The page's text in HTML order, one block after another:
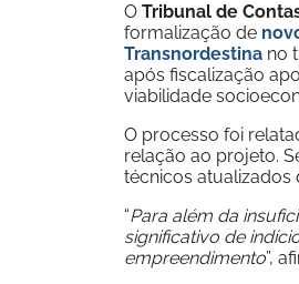
O Tribunal de
formalização de
Transnordestina no
após fiscalização
viabilidade
O processo foi
relação ao projeto.
técnicos atualizados
“Para além da
significativo de
empreendimento”,